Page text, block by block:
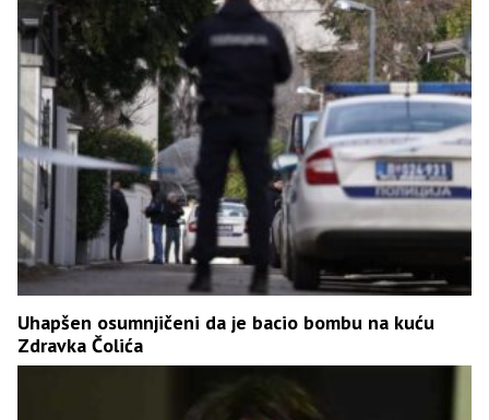
Uhapšen osumnjičeni da je bacio bombu na kuću
Zdravka Čolića